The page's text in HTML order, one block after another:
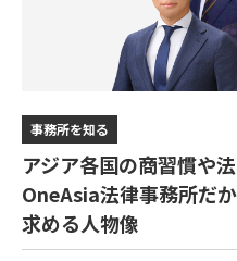
事務所を知る
アジア各国の商習慣や
OneAsia法律事務所だ
求める人物像